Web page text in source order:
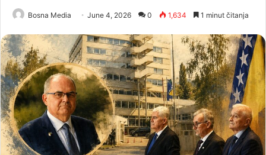
Bosna Media June 4, 2026 0 1,634 1 minut čitanja